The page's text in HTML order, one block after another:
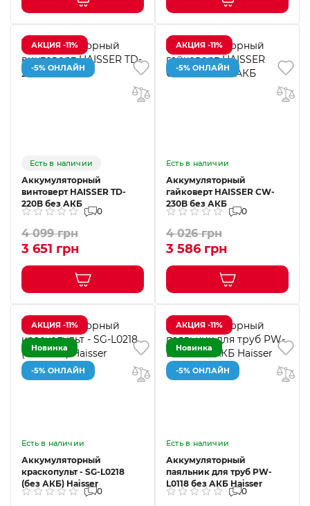
АКЦИЯ -11%
-5% ОНЛАЙН
Есть в наличии
Аккумуляторный
винтоверт HAISSER TD-
220B без АКБ
0
4 099 грн
3 651 грн
АКЦИЯ -11%
-5% ОНЛАЙН
Есть в наличии
Аккумуляторный
гайковерт HAISSER CW-
230B без АКБ
0
4 026 грн
3 586 грн
АКЦИЯ -11%
Новинка
-5% ОНЛАЙН
Есть в наличии
Аккумуляторный
краскопульт - SG-L0218
(без АКБ) Haisser
0
АКЦИЯ -11%
Новинка
-5% ОНЛАЙН
Есть в наличии
Аккумуляторный
паяльник для труб PW-
L0118 без АКБ Haisser
0